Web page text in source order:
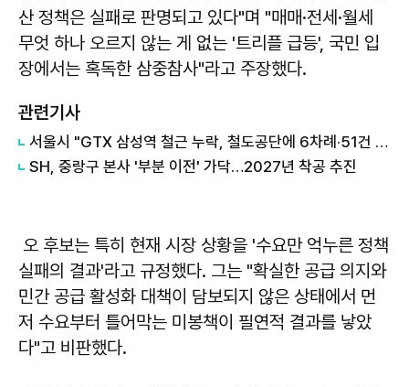
산 정책은 실패로 판명되고 있다"며 "매매·전세·월세
무엇 하나 오르지 않는 게 없는 '트리플 급등', 국민 입
장에서는 혹독한 삼중참사"라고 주장했다.
관련기사
서울시 "GTX 삼성역 철근 누락, 철도공단에 6차례·51건 보고"
SH, 중랑구 본사 '부분 이전' 가닥…2027년 착공 추진
오 후보는 특히 현재 시장 상황을 '수요만 억누른 정책
실패의 결과'라고 규정했다. 그는 "확실한 공급 의지와
민간 공급 활성화 대책이 담보되지 않은 상태에서 먼
저 수요부터 틀어막는 미봉책이 필연적 결과를 낳았
다"고 비판했다.